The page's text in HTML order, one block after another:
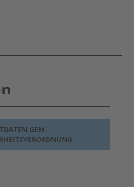
GEM.